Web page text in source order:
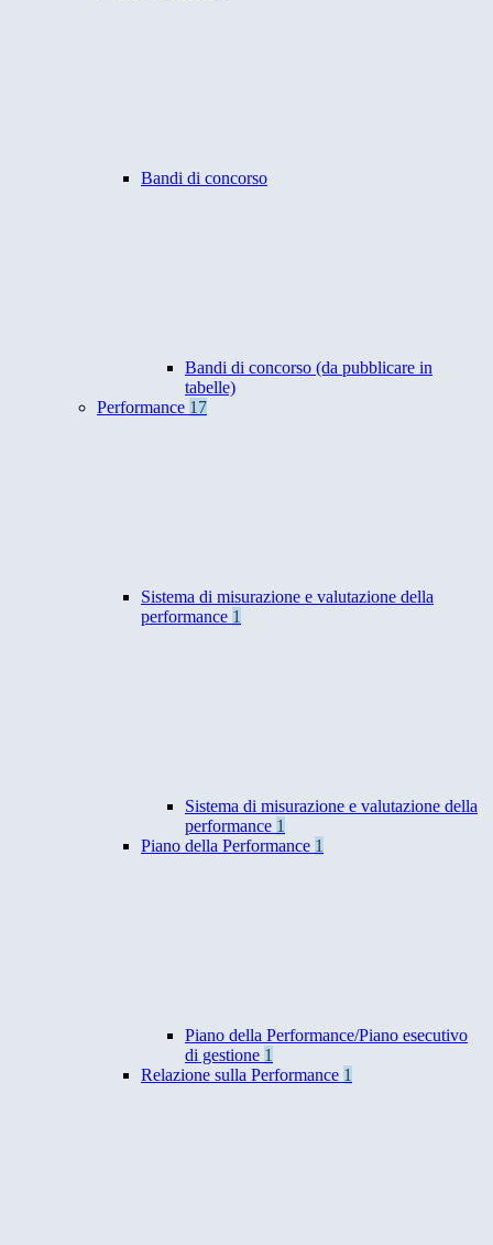
Bandi di concorso
Bandi di concorso (da pubblicare in
tabelle)
Performance 17
Sistema di misurazione e valutazione della
performance 1
Sistema di misurazione e valutazione della
performance 1
Piano della Performance 1
Piano della Performance/Piano esecutivo
di gestione 1
Relazione sulla Performance 1